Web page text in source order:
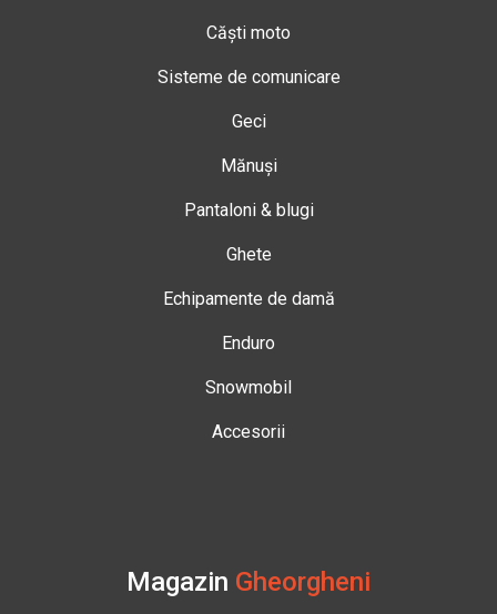
Căști moto
Sisteme de comunicare
Geci
Mănuși
Pantaloni & blugi
Ghete
Echipamente de damă
Enduro
Snowmobil
Accesorii
Magazin Gheorgheni